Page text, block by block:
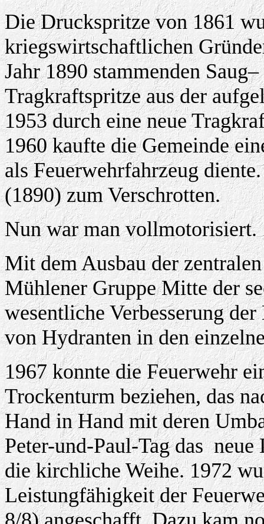
Die Druckspritze von 1861
kriegswirtschaftlichen
Jahr 1890 stammenden
Tragkraftspritze aus der
1953 durch eine neue
1960 kaufte die Gemeinde
als Feuerwehrfahrzeug
(1890) zum Verschrotten.
Nun war man vollmotorisiert.
Mit dem Ausbau der
Mühlener Gruppe Mitte der
wesentliche Verbesserung
von Hydranten in den
1967 konnte die Feuerwehr
Trockenturm beziehen, das
Hand in Hand mit deren
Peter-und-Paul-Tag das neue
die kirchliche Weihe. 1972
Leistungfähigkeit der